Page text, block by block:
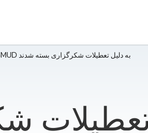
دفاتر SMUD به دلیل تعطیلات شکرگزاری بسته شدند